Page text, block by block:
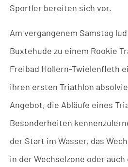
Sportler bereiten sich vor.
Am vergangenem Samstag
Buxtehude zu einem Rookie
Freibad Hollern-Twielenfleth
ihren ersten Triathlon
Angebot, die Abläufe eines
Besonderheiten
der Start im Wasser, das
in der Wechselzone oder